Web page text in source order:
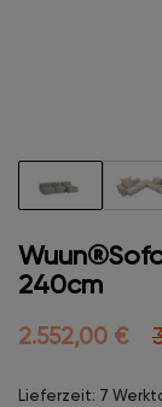
240cm
2.552,00 €
Lieferzeit: 7